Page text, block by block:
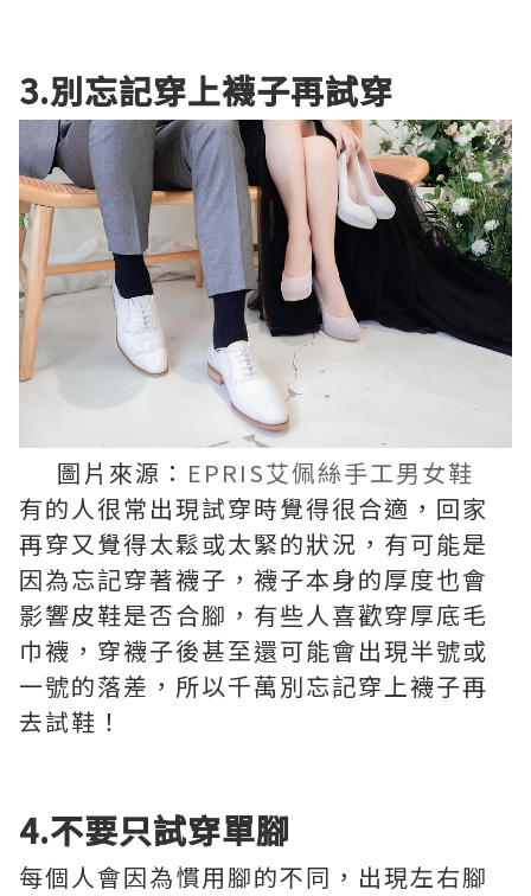
3.別忘記穿上襪子再試穿
圖片來源： EPRIS艾佩絲手工男女鞋
有的人很常出現試穿時覺得很合適，回家
再穿又覺得太鬆或太緊的狀況，有可能是
因為忘記穿著襪子，襪子本身的厚度也會
影響皮鞋是否合腳，有些人喜歡穿厚底毛
巾襪，穿襪子後甚至還可能會出現半號或
一號的落差，所以千萬別忘記穿上襪子再
去試鞋！
4.不要只試穿單腳
每個人會因為慣用腳的不同，出現左右腳